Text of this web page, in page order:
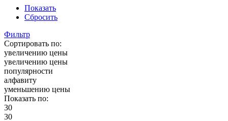
Показать
Сбросить
Фильтр
Сортировать по:
увеличению цены
увеличению цены
популярности
алфавиту
уменьшению цены
Показать по:
30
30